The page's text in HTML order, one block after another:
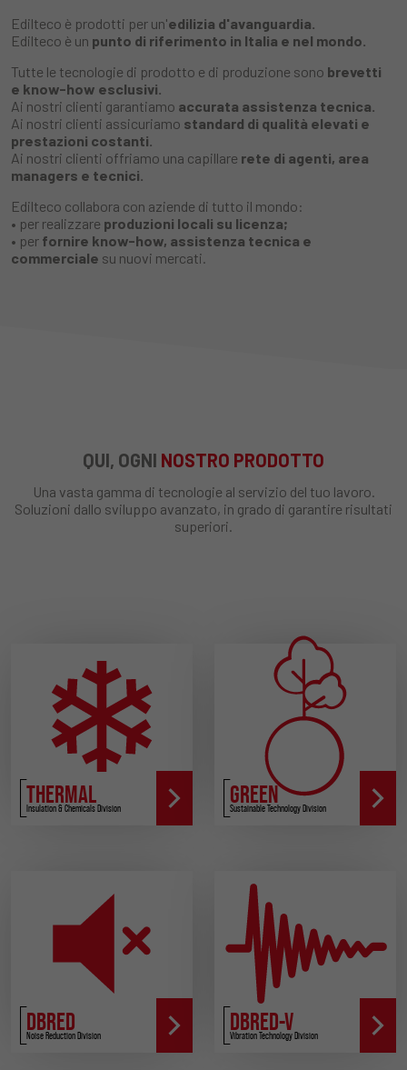
Edilteco è prodotti per un'edilizia d'avanguardia.
Edilteco è un punto di riferimento in Italia e nel mondo.
Tutte le tecnologie di prodotto e di produzione sono brevetti
e know-how esclusivi.
Ai nostri clienti garantiamo accurata assistenza tecnica.
Ai nostri clienti assicuriamo standard di qualità elevati e
prestazioni costanti.
Ai nostri clienti offriamo una capillare rete di agenti, area
managers e tecnici.
Edilteco collabora con aziende di tutto il mondo:
• per realizzare produzioni locali su licenza;
• per fornire know-how, assistenza tecnica e
commerciale su nuovi mercati.
QUI, OGNI NOSTRO PRODOTTO
Una vasta gamma di tecnologie al servizio del tuo lavoro.
Soluzioni dallo sviluppo avanzato, in grado di garantire risultati
superiori.
THERMAL
Insulation & Chemicals Division
GREEN
Sustainable Technology Division
DBRED
Noise Reduction Division
DBRED-V
Vibration Technology Division